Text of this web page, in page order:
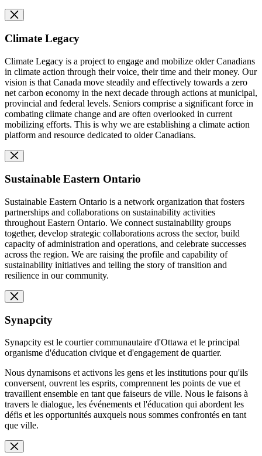
Climate Legacy
Climate Legacy is a project to engage and mobilize older Canadians
in climate action through their voice, their time and their money. Our
vision is that Canada move steadily and effectively towards a zero
net carbon economy in the next decade through actions at municipal,
provincial and federal levels. Seniors comprise a significant force in
combating climate change and are often overlooked in current
mobilizing efforts. This is why we are establishing a climate action
platform and resource dedicated to older Canadians.
Sustainable Eastern Ontario
Sustainable Eastern Ontario is a network organization that fosters
partnerships and collaborations on sustainability activities
throughout Eastern Ontario. We connect sustainability groups
together, develop strategic collaborations across the sector, build
capacity of administration and operations, and celebrate successes
across the region. We are raising the profile and capability of
sustainability initiatives and telling the story of transition and
resilience in our community.
Synapcity
Synapcity est le courtier communautaire d'Ottawa et le principal
organisme d'éducation civique et d'engagement de quartier.
Nous dynamisons et activons les gens et les institutions pour qu'ils
conversent, ouvrent les esprits, comprennent les points de vue et
travaillent ensemble en tant que faiseurs de ville. Nous le faisons à
travers le dialogue, les événements et l'éducation qui abordent les
défis et les opportunités auxquels nous sommes confrontés en tant
que ville.